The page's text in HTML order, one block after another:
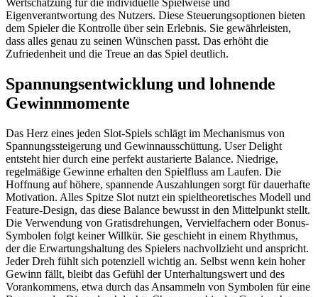
Eigenverantwortung des Nutzers. Diese Steuerungsoptionen bieten
dem Spieler die Kontrolle über sein Erlebnis. Sie gewährleisten,
dass alles genau zu seinen Wünschen passt. Das erhöht die
Zufriedenheit und die Treue an das Spiel deutlich.
Spannungsentwicklung und lohnende
Gewinnmomente
Das Herz eines jeden Slot-Spiels schlägt im Mechanismus von
Spannungssteigerung und Gewinnausschüttung. User Delight
entsteht hier durch eine perfekt austarierte Balance. Niedrige,
regelmäßige Gewinne erhalten den Spielfluss am Laufen. Die
Hoffnung auf höhere, spannende Auszahlungen sorgt für dauerhafte
Motivation. Alles Spitze Slot nutzt ein spieltheoretisches Modell und
Feature-Design, das diese Balance bewusst in den Mittelpunkt stellt.
Die Verwendung von Gratisdrehungen, Vervielfachern oder Bonus-
Symbolen folgt keiner Willkür. Sie geschieht in einem Rhythmus,
der die Erwartungshaltung des Spielers nachvollzieht und anspricht.
Jeder Dreh fühlt sich potenziell wichtig an. Selbst wenn kein hoher
Gewinn fällt, bleibt das Gefühl der Unterhaltungswert und des
Vorankommens, etwa durch das Ansammeln von Symbolen für eine